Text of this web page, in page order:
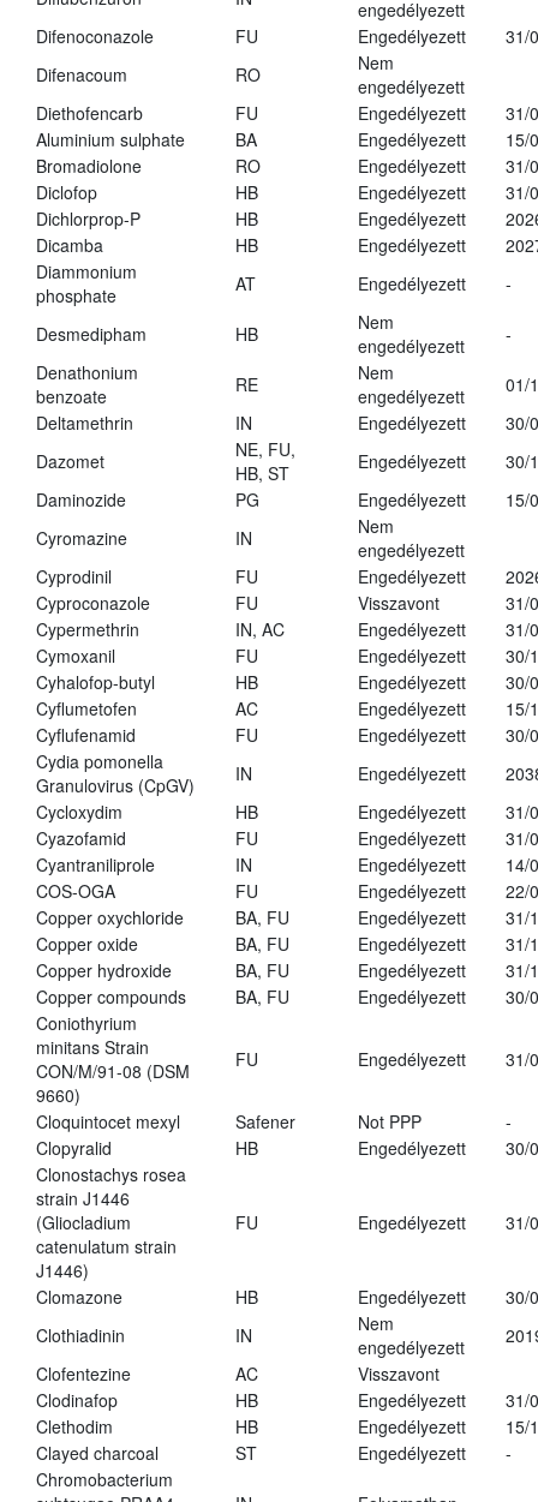
engedélyezett
Difenoconazole
FU Engedélyezett
31/
Difenacoum
RO
Nem
engedélyezett
Diethofencarb
FU Engedélyezett
31/
Aluminium sulphate
BA Engedélyezett
15/
Bromadiolone
RO Engedélyezett
31/
Diclofop
HB Engedélyezett
31/
Dichlorprop-P
HB Engedélyezett
Dicamba
HB Engedélyezett
Diammonium
phosphate
AT Engedélyezett -
Desmedipham HB
Nem
engedélyezett
-
Denathonium
benzoate
RE
Nem
engedélyezett
01/
Deltamethrin
IN Engedélyezett
30/
Dazomet
NE, FU,
HB, ST
Engedélyezett
30/
Daminozide
PG Engedélyezett
15/
Cyromazine
IN
Nem
engedélyezett
Cyprodinil
FU Engedélyezett
Cyproconazole
FU Visszavont
31/
Cypermethrin
IN, AC Engedélyezett
31/
Cymoxanil
FU Engedélyezett
30/
Cyhalofop-butyl
HB Engedélyezett
30/
Cyflumetofen
AC Engedélyezett
15/
Cyflufenamid
FU Engedélyezett
30/
Cydia pomonella
Granulovirus (CpGV)
IN Engedélyezett
Cycloxydim
HB Engedélyezett
31/
Cyazofamid
FU Engedélyezett
31/
Cyantraniliprole
IN Engedélyezett
14/
COS-OGA
FU Engedélyezett
22/
Copper oxychloride
BA, FU Engedélyezett
31/
Copper oxide
BA, FU Engedélyezett
31/
Copper hydroxide
BA, FU Engedélyezett
31/
Copper compounds
BA, FU Engedélyezett
30/
Coniothyrium
minitans Strain
CON/M/91-08 (DSM
9660)
FU Engedélyezett 31/
Cloquintocet mexyl Safener Not PPP
-
Clopyralid
HB Engedélyezett
30/
Clonostachys rosea
strain J1446
(Gliocladium
catenulatum strain
J1446)
FU Engedélyezett 31/
Clomazone HB Engedélyezett
30/
Clothiadinin
IN
Nem
engedélyezett
Clofentezine
AC
Visszavont
Clodinafop
HB Engedélyezett
31/
Clethodim
HB Engedélyezett
15/
Clayed charcoal
ST Engedélyezett
-
Chromobacterium